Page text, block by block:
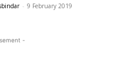
- 9 February 2019
-